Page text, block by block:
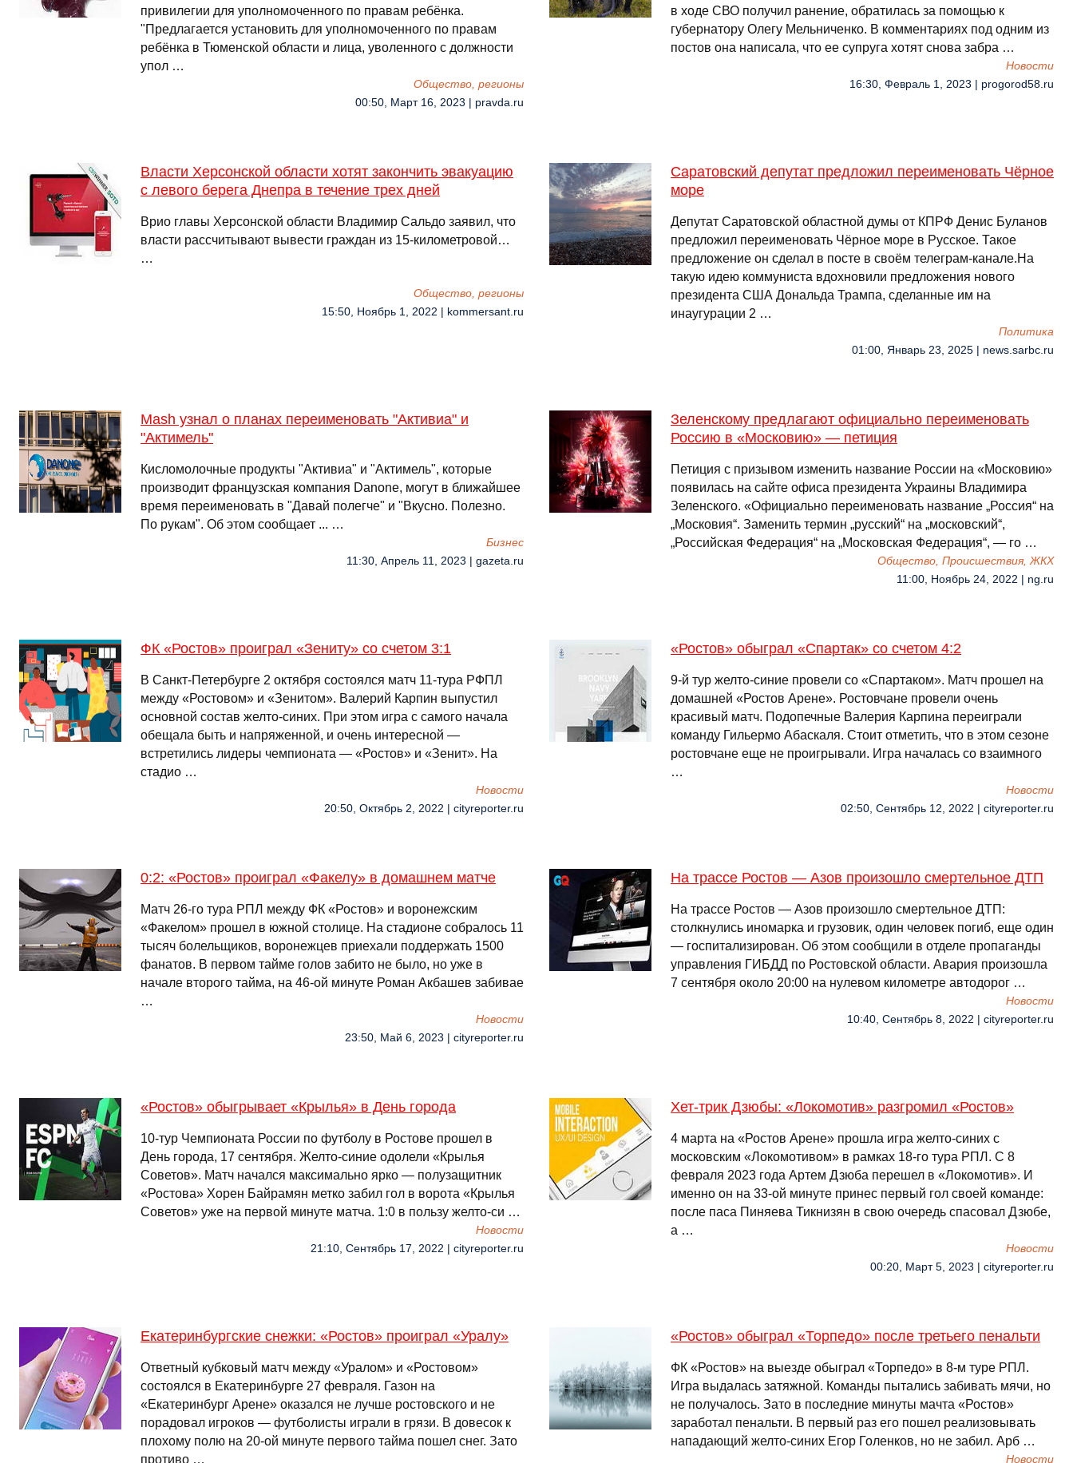
привилегии для уполномоченного по правам ребёнка.
"Предлагается установить для уполномоченного по правам
ребёнка в Тюменской области и лица, уволенного с должности
упол …
Общество, регионы
00:50, Март 16, 2023 | pravda.ru
в ходе СВО получил ранение, обратилась за помощью к
губернатору Олегу Мельниченко. В комментариях под одним из
постов она написала, что ее супруга хотят снова забра …
Новости
16:30, Февраль 1, 2023 | progorod58.ru
Власти Херсонской области хотят закончить эвакуацию
с левого берега Днепра в течение трех дней
Врио главы Херсонской области Владимир Сальдо заявил, что
власти рассчитывают вывести граждан из 15-километровой…
…
Общество, регионы
15:50, Ноябрь 1, 2022 | kommersant.ru
Саратовский депутат предложил переименовать Чёрное
море
Депутат Саратовской областной думы от КПРФ Денис Буланов
предложил переименовать Чёрное море в Русское. Такое
предложение он сделал в посте в своём телеграм-канале.На
такую идею коммуниста вдохновили предложения нового
президента США Дональда Трампа, сделанные им на
инаугурации 2 …
Политика
01:00, Январь 23, 2025 | news.sarbc.ru
Mash узнал о планах переименовать "Активиа" и
"Актимель"
Кисломолочные продукты "Активиа" и "Актимель", которые
производит французская компания Danone, могут в ближайшее
время переименовать в "Давай полегче" и "Вкусно. Полезно.
По рукам". Об этом сообщает ... …
Бизнес
11:30, Апрель 11, 2023 | gazeta.ru
Зеленскому предлагают официально переименовать
Россию в «Московию» — петиция
Петиция с призывом изменить название России на «Московию»
появилась на сайте офиса президента Украины Владимира
Зеленского. «Официально переименовать название „Россия“ на
„Московия“. Заменить термин „русский“ на „московский“,
„Российская Федерация“ на „Московская Федерация“, — го …
Общество, Происшествия, ЖКХ
11:00, Ноябрь 24, 2022 | ng.ru
ФК «Ростов» проиграл «Зениту» со счетом 3:1
В Санкт-Петербурге 2 октября состоялся матч 11-тура РФПЛ
между «Ростовом» и «Зенитом». Валерий Карпин выпустил
основной состав желто-синих. При этом игра с самого начала
обещала быть и напряженной, и очень интересной —
встретились лидеры чемпионата — «Ростов» и «Зенит». На
стадио …
Новости
20:50, Октябрь 2, 2022 | cityreporter.ru
«Ростов» обыграл «Спартак» со счетом 4:2
9-й тур желто-синие провели со «Спартаком». Матч прошел на
домашней «Ростов Арене». Ростовчане провели очень
красивый матч. Подопечные Валерия Карпина переиграли
команду Гильермо Абаскаля. Стоит отметить, что в этом сезоне
ростовчане еще не проигрывали. Игра началась со взаимного
…
Новости
02:50, Сентябрь 12, 2022 | cityreporter.ru
0:2: «Ростов» проиграл «Факелу» в домашнем матче
Матч 26-го тура РПЛ между ФК «Ростов» и воронежским
«Факелом» прошел в южной столице. На стадионе собралось 11
тысяч болельщиков, воронежцев приехали поддержать 1500
фанатов. В первом тайме голов забито не было, но уже в
начале второго тайма, на 46-ой минуте Роман Акбашев забивае
…
Новости
23:50, Май 6, 2023 | cityreporter.ru
На трассе Ростов — Азов произошло смертельное ДТП
На трассе Ростов — Азов произошло смертельное ДТП:
столкнулись иномарка и грузовик, один человек погиб, еще один
— госпитализирован. Об этом сообщили в отделе пропаганды
управления ГИБДД по Ростовской области. Авария произошла
7 сентября около 20:00 на нулевом километре автодорог …
Новости
10:40, Сентябрь 8, 2022 | cityreporter.ru
«Ростов» обыгрывает «Крылья» в День города
10-тур Чемпионата России по футболу в Ростове прошел в
День города, 17 сентября. Желто-синие одолели «Крылья
Советов». Матч начался максимально ярко — полузащитник
«Ростова» Хорен Байрамян метко забил гол в ворота «Крылья
Советов» уже на первой минуте матча. 1:0 в пользу желто-си …
Новости
21:10, Сентябрь 17, 2022 | cityreporter.ru
Хет-трик Дзюбы: «Локомотив» разгромил «Ростов»
4 марта на «Ростов Арене» прошла игра желто-синих с
московским «Локомотивом» в рамках 18-го тура РПЛ. С 8
февраля 2023 года Артем Дзюба перешел в «Локомотив». И
именно он на 33-ой минуте принес первый гол своей команде:
после паса Пиняева Тикнизян в свою очередь спасовал Дзюбе,
а …
Новости
00:20, Март 5, 2023 | cityreporter.ru
Екатеринбургские снежки: «Ростов» проиграл «Уралу»
Ответный кубковый матч между «Уралом» и «Ростовом»
состоялся в Екатеринбурге 27 февраля. Газон на
«Екатеринбург Арене» оказался не лучше ростовского и не
порадовал игроков — футболисты играли в грязи. В довесок к
плохому полю на 20-ой минуте первого тайма пошел снег. Зато
противо …
«Ростов» обыграл «Торпедо» после третьего пенальти
ФК «Ростов» на выезде обыграл «Торпедо» в 8-м туре РПЛ.
Игра выдалась затяжной. Команды пытались забивать мячи, но
не получалось. Зато в последние минуты мачта «Ростов»
заработал пенальти. В первый раз его пошел реализовывать
нападающий желто-синих Егор Голенков, но не забил. Арб …
Новости